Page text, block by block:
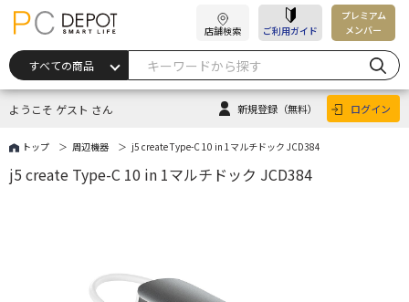
店舗検索 ご利用ガイド
プレミアム
メンバー
ようこそ ゲスト さん 新規登録 （無料） ログイン
トップ 周辺機器 j5 create Type-C 10 in 1マルチドック JCD384
j5 create Type-C 10 in 1マルチドック JCD384